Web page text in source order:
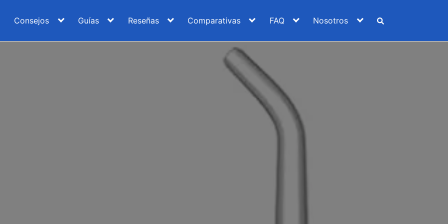
Consejos Guías Reseñas Comparativas FAQ Nosotros